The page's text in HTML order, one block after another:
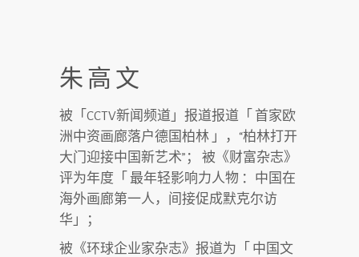
朱高文
被「 CCTV新闻频道」报道报道「 ⾸家欧
洲中资画廊落户德国柏林 」， “柏林打开
⼤门迎接中国新艺术” ； 被《财富杂志》
评为年度「 最年轻影响⼒⼈物 ：中国在
海外画廊第⼀⼈，间接促成默克尔访
华」；
被《环球企业家杂志》报道为「 中国⽂